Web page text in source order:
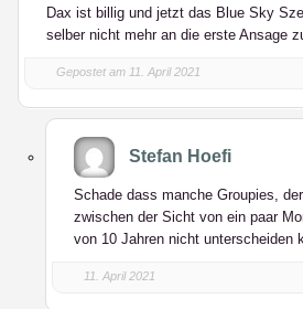
Dax ist billig und jetzt das Blue Sky
selber nicht mehr an die erste Ansage
Gepostet am 11. April 2021
Stefan Hoefi
Schade dass manche Groupies,
zwischen der Sicht von ein paar
von 10 Jahren nicht unterscheiden
11. April 2021